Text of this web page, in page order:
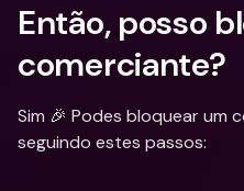
Então, posso
comerciante?
Sim 🎉 Podes bloquear um
seguindo estes passos: